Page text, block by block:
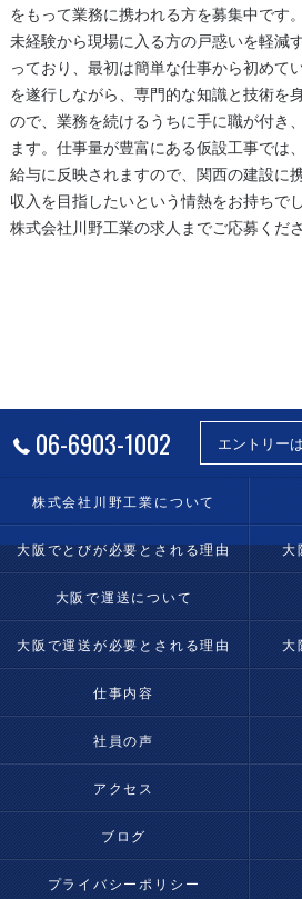
をもって業務に携われる方を募集中です。
未経験から現場に入る方の戸惑いを軽減
っており、最初は簡単な仕事から初めて
を遂行しながら、専門的な知識と技術を
ので、業務を続けるうちに手に職が付き
ます。仕事量が豊富にある仮設工事では
給与に反映されますので、関西の建設に
収入を目指したいという情熱をお持ちで
株式会社川野工業の求人までご応募くださ
06-6903-1002 エントリー
株式会社川野工業について
大阪でとびが必要とされる理由 大
大阪で運送について
大阪で運送が必要とされる理由 大
仕事内容
社員の声
アクセス
ブログ
プライバシーポリシー